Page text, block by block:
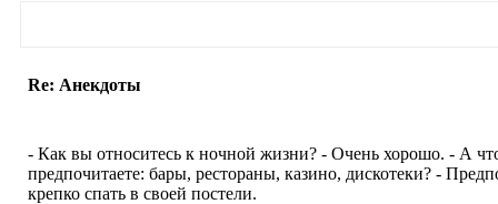
Re: Анекдоты
- Как вы относитесь к ночной жизни? - Очень хорошо. - А
предпочитаете: бары, рестораны, казино, дискотеки? -
крепко спать в своей постели.